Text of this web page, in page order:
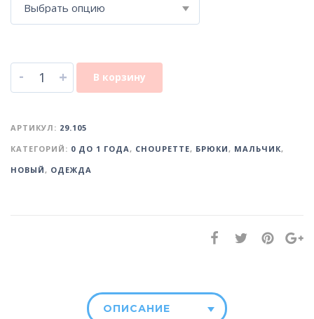
Выбрать опцию
- + В корзину
АРТИКУЛ: 29.105
КАТЕГОРИЙ: 0 ДО 1 ГОДА, CHOUPETTE, БРЮКИ, МАЛЬЧИК,
НОВЫЙ, ОДЕЖДА
ОПИСАНИЕ